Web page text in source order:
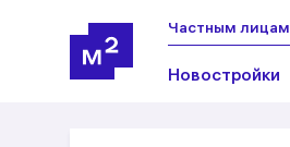
Частным лицам
Новостройки